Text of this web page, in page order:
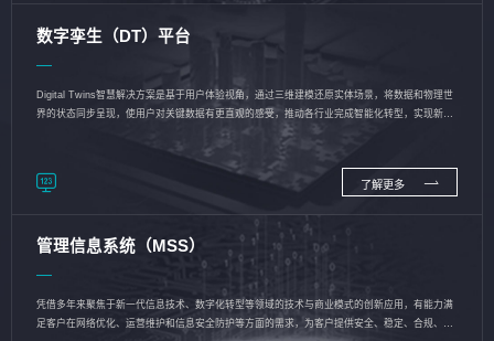
数字孪生（DT）平台
Digital Twins智慧解决方案是基于用户体验视角，通过三维建模还原实体场景，将数据和物理世
界的状态同步呈现，使用户对关键数据有更直观的感受，推动各行业完成智能化转型，实现新旧
了解更多
管理信息系统（MSS）
凭借多年来聚焦于新一代信息技术、数字化转型等领域的技术与商业模式的创新应用，有能力满
足客户在网络优化、运营维护和信息安全防护等方面的需求，为客户提供安全、稳定、合规、持